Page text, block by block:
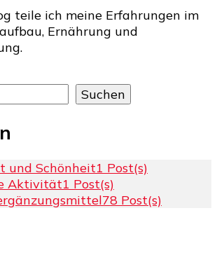
teile ich meine Erfahrungen im
Ernährung und
Suchen
und Schönheit1 Post(s)
Aktivität1 Post(s)
78 Post(s)